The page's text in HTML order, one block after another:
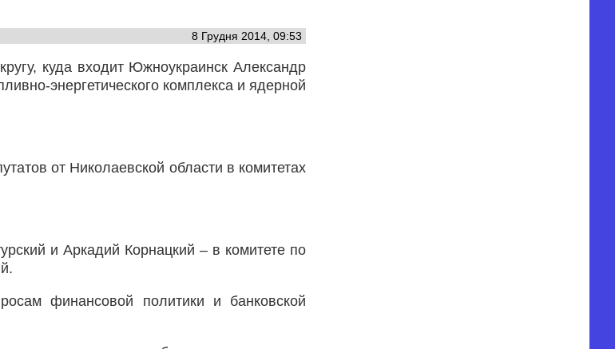
8 Грудня 2014, 09:53
куда входит Южноукраинск Александр
энергетического комплекса и ядерной
от Николаевской области в комитетах
и Аркадий Корнацкий – в комитете по
финансовой политики и банковской